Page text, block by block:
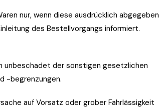
nur, wenn diese ausdrücklich abgegeben
des Bestellvorgangs informiert.
unbeschadet der sonstigen gesetzlichen
-begrenzungen.
auf Vorsatz oder grober Fahrlässigkeit